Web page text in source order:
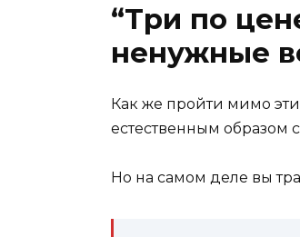
“Три по
ненужные
Как же пройти мимо
естественным образом
Но на самом деле вы